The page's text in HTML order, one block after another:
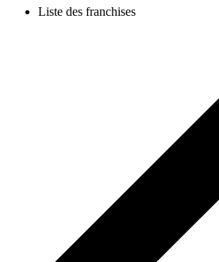
Liste des franchises